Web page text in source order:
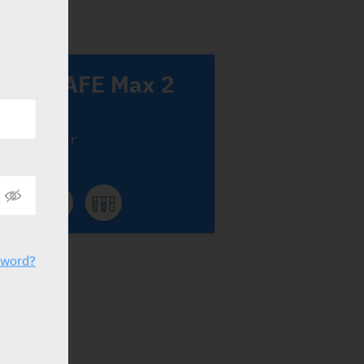
OPTI-SAFE Max 2
Fischer